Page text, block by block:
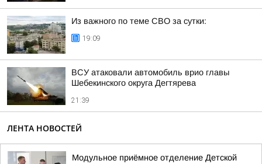
Из важного по теме СВО за сутки:
19:09
ВСУ атаковали автомобиль врио главы
Шебекинского округа Дегтярева
21:39
ЛЕНТА НОВОСТЕЙ
Модульное приёмное отделение Детской